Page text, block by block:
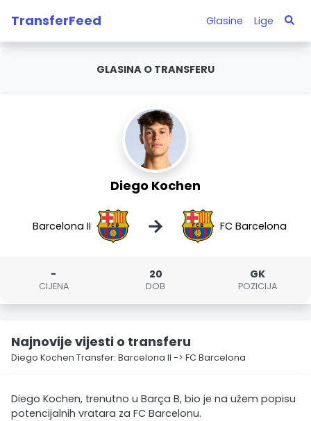
TransferFeed Glasine Lige
GLASINA O TRANSFERU
Diego Kochen
Barcelona II → FC Barcelona
-
CIJENA
20
DOB
GK
POZICIJA
Najnovije vijesti o transferu
Diego Kochen Transfer: Barcelona II -> FC Barcelona
Diego Kochen, trenutno u Barça B, bio je na užem popisu
potencijalnih vratara za FC Barcelonu.